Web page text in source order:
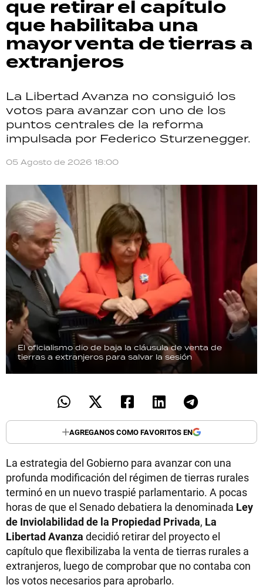
que retirar el capítulo
que habilitaba una
mayor venta de tierras a
extranjeros
La Libertad Avanza no consiguió los
votos para avanzar con uno de los
puntos centrales de la reforma
impulsada por Federico Sturzenegger.
05 Agosto de 2026 18:00
El oficialismo dio de baja la cláusula de venta de
tierras a extranjeros para salvar la sesión
AGREGANOS COMO FAVORITOS EN
La estrategia del Gobierno para avanzar con una
profunda modificación del régimen de tierras rurales
terminó en un nuevo traspié parlamentario. A pocas
horas de que el Senado debatiera la denominada Ley
de Inviolabilidad de la Propiedad Privada, La
Libertad Avanza decidió retirar del proyecto el
capítulo que flexibilizaba la venta de tierras rurales a
extranjeros, luego de comprobar que no contaba con
los votos necesarios para aprobarlo.